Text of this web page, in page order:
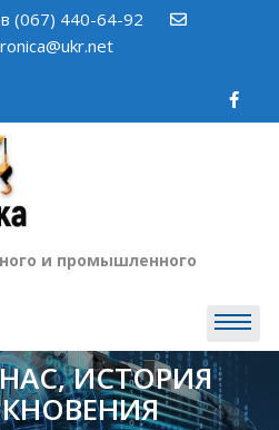
(067) 440-64-92
и промышленного
ИСТОРИЯ